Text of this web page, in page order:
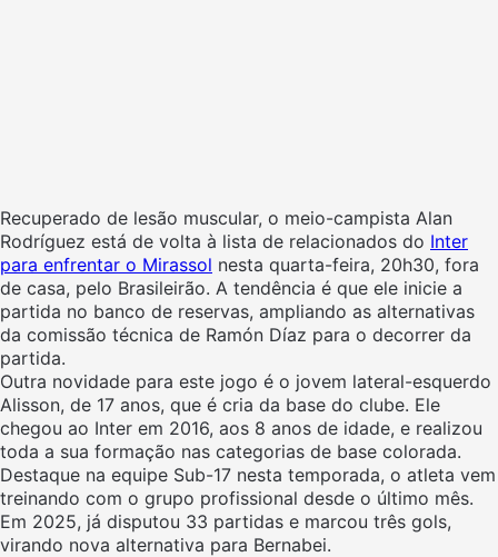
Recuperado de lesão muscular, o meio-campista Alan
Rodríguez está de volta à lista de relacionados do Inter
para enfrentar o Mirassol nesta quarta-feira, 20h30, fora
de casa, pelo Brasileirão. A tendência é que ele inicie a
partida no banco de reservas, ampliando as alternativas
da comissão técnica de Ramón Díaz para o decorrer da
partida.
Outra novidade para este jogo é o jovem lateral-esquerdo
Alisson, de 17 anos, que é cria da base do clube. Ele
chegou ao Inter em 2016, aos 8 anos de idade, e realizou
toda a sua formação nas categorias de base colorada.
Destaque na equipe Sub-17 nesta temporada, o atleta vem
treinando com o grupo profissional desde o último mês.
Em 2025, já disputou 33 partidas e marcou três gols,
virando nova alternativa para Bernabei.